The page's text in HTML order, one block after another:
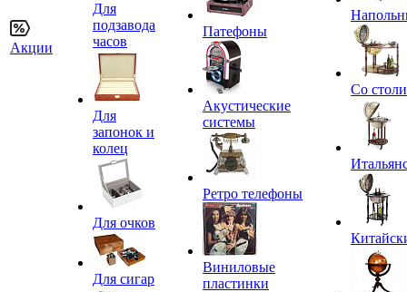
Акции
Для
подзавода
часов
Для
запонок и
колец
Для очков
Для сигар
Патефоны
Акустические
системы
Ретро телефоны
Виниловые
пластинки
Со